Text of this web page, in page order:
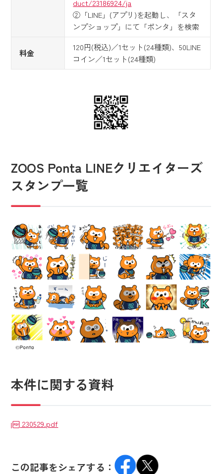
duct/23186924/ja
②「LINE」(アプリ)を起動し、「スタ
ンプショップ」にて「ポンタ」を検索
料金
120円(税込)／1セット(24種類)、50LINE
コイン／1セット(24種類)
ZOOS Ponta LINEクリエイターズ
スタンプ一覧
本件に関する資料
230529.pdf
この記事をシェアする：